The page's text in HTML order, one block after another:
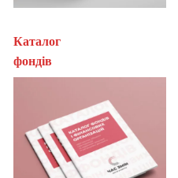
Каталог